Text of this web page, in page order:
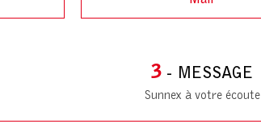
3- MESSAGE
Sunnex à votre écoute